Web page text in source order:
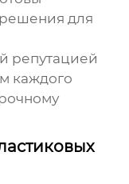
для
репутацией
каждого